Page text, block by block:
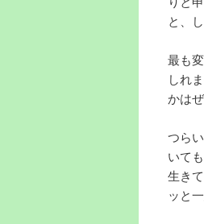
と、
最も
しれ
かは
つら
いて
生き
ッと